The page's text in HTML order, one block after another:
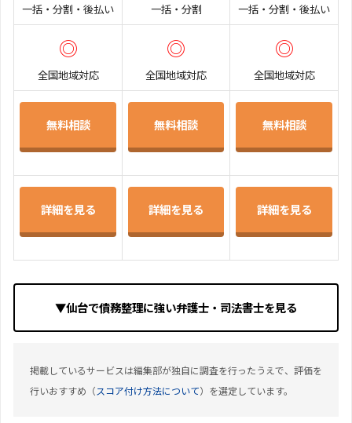
一括・分割・後払い 一括・分割 一括・分割・後払い
◎
全国地域対応
◎
全国地域対応
◎
全国地域対応
無料相談 無料相談 無料相談
詳細を見る 詳細を見る 詳細を見る
▼仙台で債務整理に強い弁護士・司法書士を見る
掲載しているサービスは編集部が独自に調査を行ったうえで、評価を
行いおすすめ（スコア付け方法について）を選定しています。